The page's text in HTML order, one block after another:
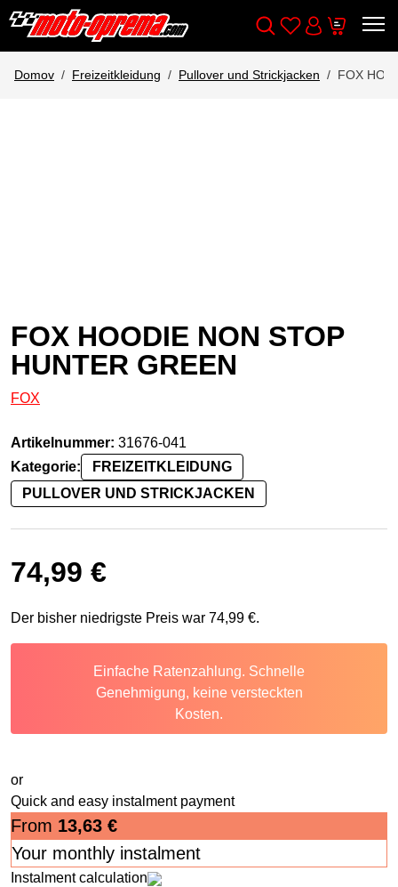
Wishlist
Cart
Domov Freizeitkleidung Pullover und Strickjacken FOX
FOX HOODIE NON STOP
HUNTER GREEN
FOX
Artikelnummer: 31676-041
Kategorie:
FREIZEITKLEIDUNG
PULLOVER UND STRICKJACKEN
74,99 €
Der bisher niedrigste Preis war 74,99 €.
Einfache Ratenzahlung. Schnelle
Genehmigung, keine versteckten
Kosten.
or
Quick and easy instalment payment
From 13,63 €
Your monthly instalment
Instalment calculation